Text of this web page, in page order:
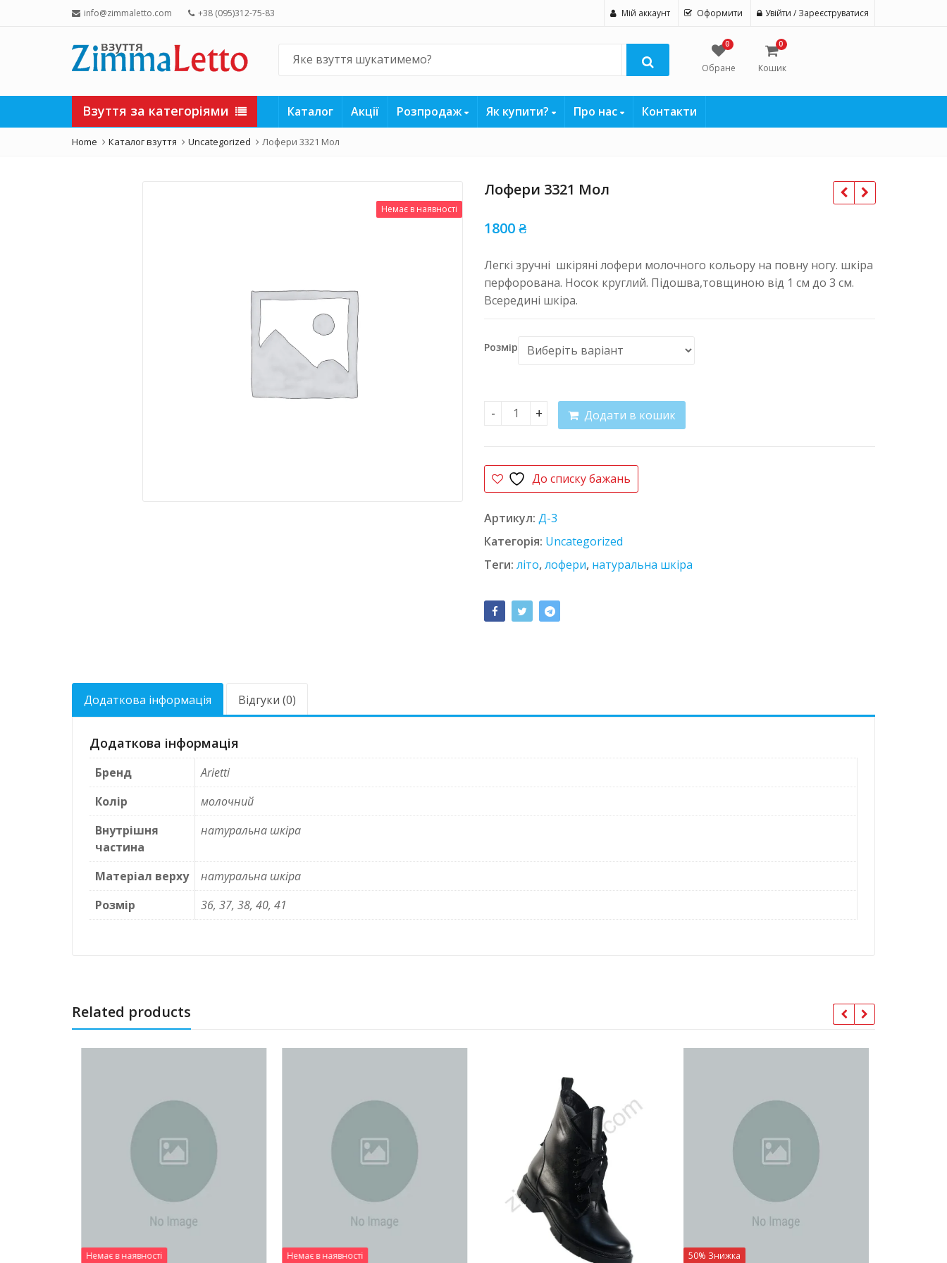
info@zimmaletto.com +38 (095)312-75-83 Мій аккаунт Оформити Увійти / Зареєструватися
0
Обране
0
Кошик
Взуття за категоріями Каталог Акції Розпродаж Як купити? Про нас Контакти
Home Каталог взуття Uncategorized Лофери 3321 Мол
Немає в наявності
Лофери 3321 Мол
1800₴
Легкі зручні шкіряні лофери молочного кольору на повну ногу. шкіра
перфорована. Носок круглий. Підошва,товщиною від 1 см до 3 см.
Всередині шкіра.
Розмір
Лофери 3321 Мол кількість
Додати в кошик
До списку бажань
Артикул: Д-3
Категорія: Uncategorized
Теги: літо,лофери, натуральна шкіра
Додаткова інформація Відгуки (0)
Додаткова інформація
Бренд
Arietti
Колір
молочний
Внутрішня
частина
натуральна шкіра
Матеріал верху
натуральна шкіра
Розмір
36, 37, 38, 40, 41
Related products
Немає в наявності Немає в наявності 50% Знижка